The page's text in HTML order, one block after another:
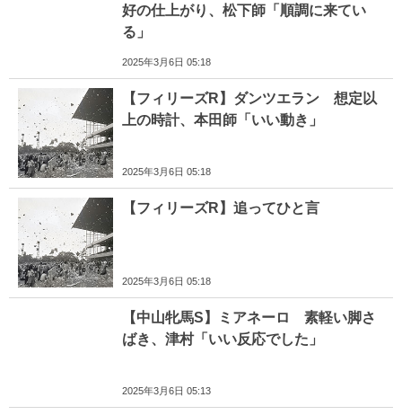
好の仕上がり、松下師「順調に来てい
る」
2025年3月6日 05:18
【フィリーズR】ダンツエラン 想定以
上の時計、本田師「いい動き」
2025年3月6日 05:18
【フィリーズR】追ってひと言
2025年3月6日 05:18
【中山牝馬S】ミアネーロ 素軽い脚さ
ばき、津村「いい反応でした」
2025年3月6日 05:13